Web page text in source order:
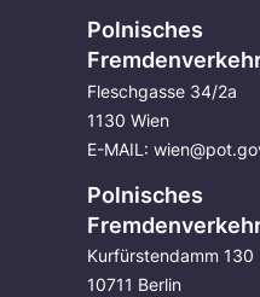
Polnisches
Fleschgasse 34/2a
1130 Wien
E-MAIL:
Polnisches
Kurfürstendamm 130
10711 Berlin